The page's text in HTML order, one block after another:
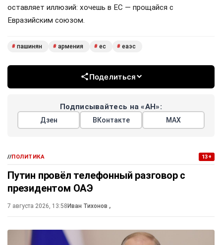
оставляет иллюзий: хочешь в ЕС — прощайся с
Евразийским союзом.
# пашинян # армения # ес # еаэс
Поделиться
Подписывайтесь на «АН»:
Дзен ВКонтакте МАХ
//ПОЛИТИКА 13+
Путин провёл телефонный разговор с
президентом ОАЭ
7 августа 2026, 13:58Иван Тихонов ,